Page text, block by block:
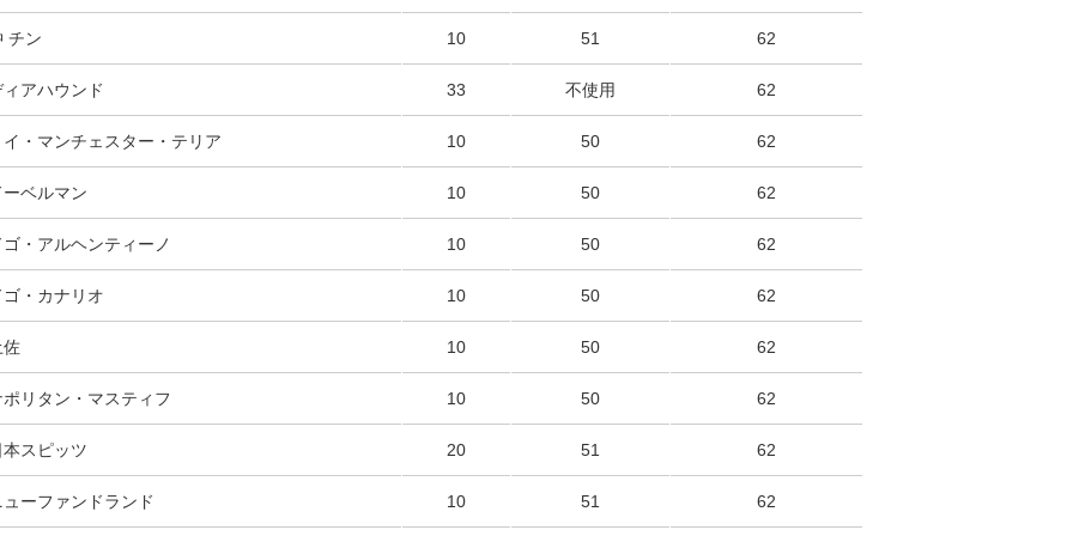
チン 10 51 62
アハウンド 33 不使用 62
・マンチェスター・テリア 10 50 62
ベルマン 10 50 62
・アルヘンティーノ 10 50 62
・カナリオ 10 50 62
10 50 62
リタン・マスティフ 10 50 62
スピッツ 20 51 62
ーファンドランド 10 51 62